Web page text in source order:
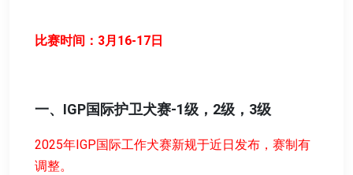
比赛时间：3月16-17日
一、IGP国际护卫犬赛-1级，2级，3级
2025年IGP国际工作犬赛新规于近日发布，赛制有
调整。